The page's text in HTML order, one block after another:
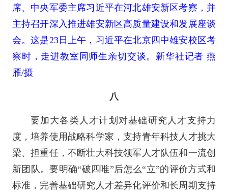
席、中央军委主席习近平在河北雄安新区考察，并
主持召开深入推进雄安新区高质量建设和发展座谈
会。这是23日上午，习近平在北京四中雄安校区考
察时，走进教室同师生亲切交谈。新华社记者 燕
雁/摄
八
要加大各类人才计划对基础研究人才支持力
度，培养使用战略科学家，支持青年科技人才挑大
梁、担重任，不断壮大科技领军人才队伍和一流创
新团队。要明确“破四唯”后怎么“立”的评价方式和
标准，完善基础研究人才差异化评价和长周期支持